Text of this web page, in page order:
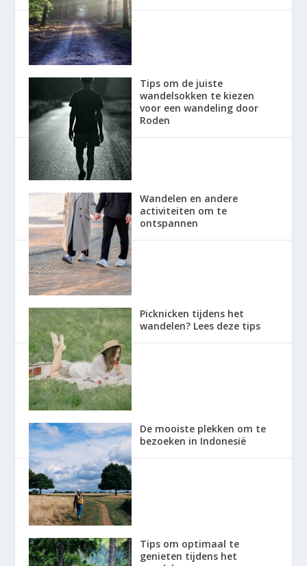
Tips om de juiste
wandelsokken te kiezen
voor een wandeling door
Roden
Wandelen en andere
activiteiten om te
ontspannen
Picknicken tijdens het
wandelen? Lees deze tips
De mooiste plekken om te
bezoeken in Indonesië
Tips om optimaal te
genieten tijdens het